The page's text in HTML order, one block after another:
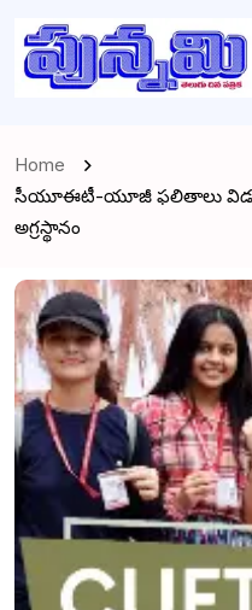
Home
సీయూఈటీ-యూజీ ఫలితాలు
అగ్రస్థానం